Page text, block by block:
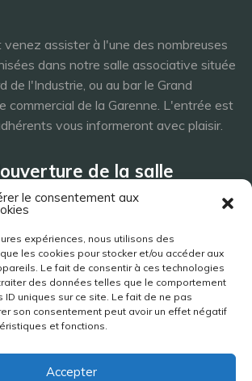
le consentement aux
expériences, nous utilisons des
les cookies pour stocker et/ou accéder aux
Le fait de consentir à ces technologies
des données telles que le comportement
ID uniques sur ce site. Le fait de ne pas
son consentement peut avoir un effet négatif
et fonctions.
Accepter
assister à l'une des nombreuses
dans notre salle associative située
de l'Industrie, ou au bar le Grand
commercial de la Garenne. L'entrée est
vous informeront avec plaisir.
de la salle